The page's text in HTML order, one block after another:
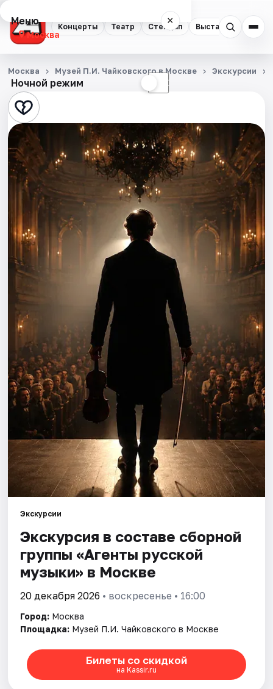
Концерты Театр Стендап Выставки
Меню ×
Москва
Концерты
Театр
Стендап
Выставки
Квесты
Экскурсии
Спорт
События
Города
Площадки
Артисты
Рейтинги
Ночной режим ☾
Москва Музей П.И. Чайковского в Москве Экскурсии
Экскурсии
Экскурсия в составе сборной
группы «Агенты русской
музыки» в Москве
20 декабря 2026 • воскресенье • 16:00
Город: Москва
Площадка: Музей П.И. Чайковского в Москве
Билеты со скидкой
на Kassir.ru